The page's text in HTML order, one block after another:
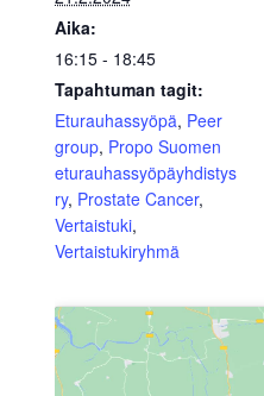
Aika:
16:15 - 18:45
Tapahtuman tagit:
Eturauhassyöpä, Peer
group, Propo Suomen
eturauhassyöpäyhdistys
ry, Prostate Cancer,
Vertaistuki,
Vertaistukiryhmä